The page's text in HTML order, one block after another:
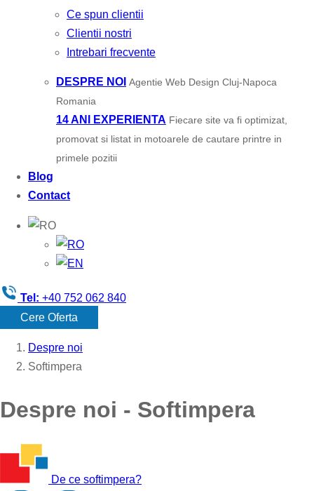
Ce spun clientii
Clientii nostri
Intrebari frecvente
DESPRE NOI Agentie Web Design Cluj-Napoca
Romania
14 ANI EXPERIENTA Fiecare site va fi optimizat,
promovat si listat in motoarele de cautare printre in
primele pozitii
Blog
Contact
Tel: +40 752 062 840
Cere Oferta
Despre noi
Softimpera
Despre noi - Softimpera
De ce softimpera?